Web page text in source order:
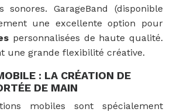
sonores. GarageBand (disponible
une excellente option pour
personnalisées de haute qualité.
une grande flexibilité créative.
: LA CRÉATION DE
DE MAIN
mobiles sont spécialement